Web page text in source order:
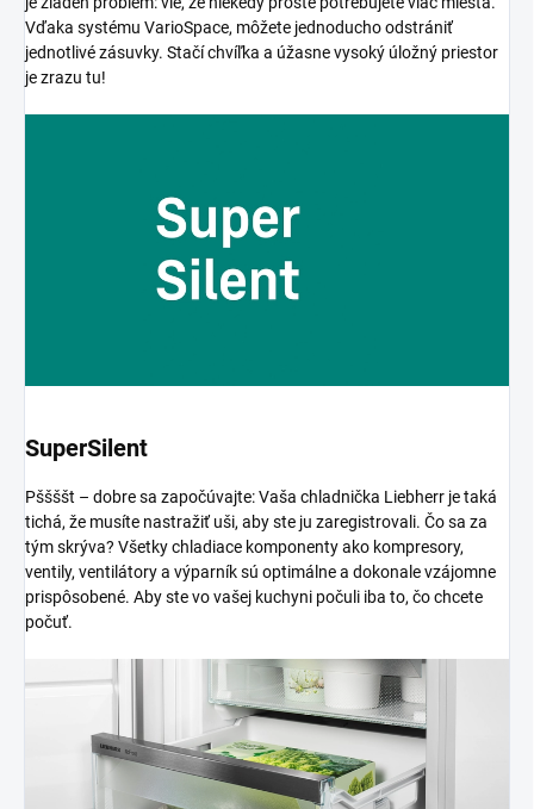
Vďaka systému VarioSpace, môžete jednoducho odstrániť
jednotlivé zásuvky. Stačí chvíľka a úžasne vysoký úložný priestor
je zrazu tu!
SuperSilent
Pššššt – dobre sa započúvajte: Vaša chladnička Liebherr je taká
tichá, že musíte nastražiť uši, aby ste ju zaregistrovali. Čo sa za
tým skrýva? Všetky chladiace komponenty ako kompresory,
ventily, ventilátory a výparník sú optimálne a dokonale vzájomne
prispôsobené. Aby ste vo vašej kuchyni počuli iba to, čo chcete
počuť.